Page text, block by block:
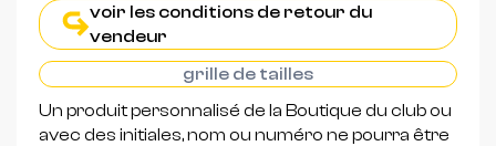
voir les conditions de retour du
vendeur
grille de tailles
Un produit personnalisé de la Boutique du club ou
avec des initiales, nom ou numéro ne pourra être